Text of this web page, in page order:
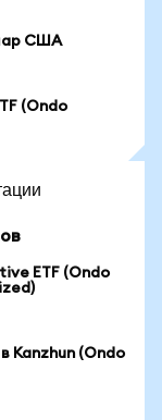
США
(Ondo
ETF (Ondo
Kanzhun (Ondo